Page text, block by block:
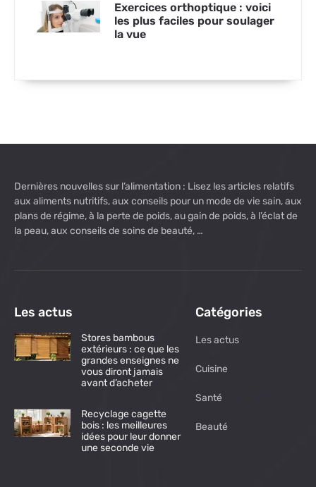
Exercices orthoptique : voici
les plus faciles pour soulager
la vue
Dernières nouvelles sur l’alimentation : Lisez les articles relatifs
aux aliments nutritifs, aux conseils pour un mode de vie sain, aux
plans de régime, à la perte de poids, au gain de poids, à l’éclat de
la peau, aux conseils de soins de beauté, …
Les actus
Stores bambous
extérieurs : ce que les
grandes enseignes ne
vous diront jamais
avant d’acheter
Recyclage cagette
bois : les meilleures
idées pour leur donner
une seconde vie
Catégories
Les actus
Cuisine
Santé
Beauté